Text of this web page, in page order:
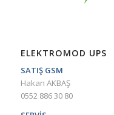
ELEKTROMOD UPS
SATIŞ GSM
Hakan AKBAŞ
0552 886 30 80